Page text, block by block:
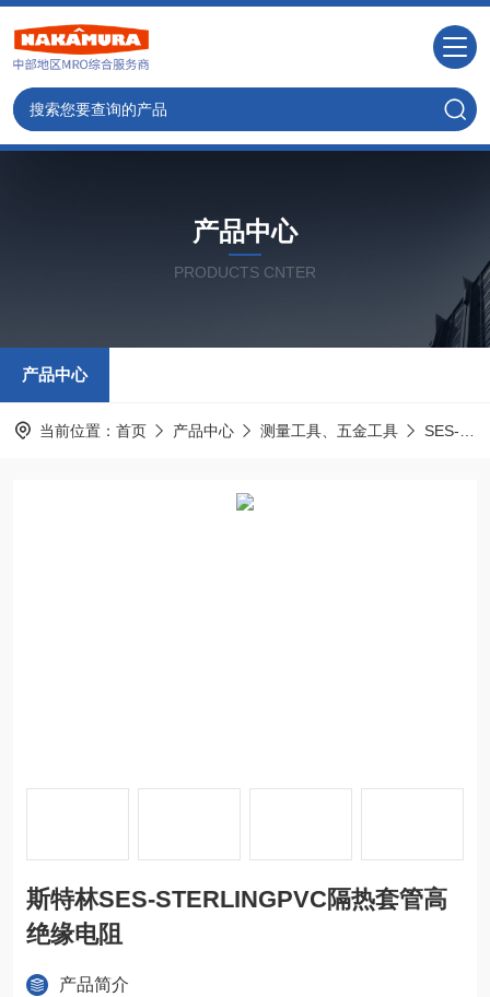
产品中心
PRODUCTS CNTER
产品中心
当前位置： 首页 产品中心 测量工具、五金工具 SES-STERLING斯特林
斯特林SES-STERLINGPVC隔热套管高
绝缘电阻
产品简介